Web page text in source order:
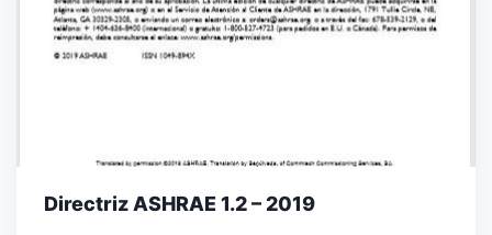
Directriz ASHRAE 1.2 – 2019